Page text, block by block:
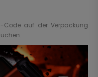
Code auf der Verpackung